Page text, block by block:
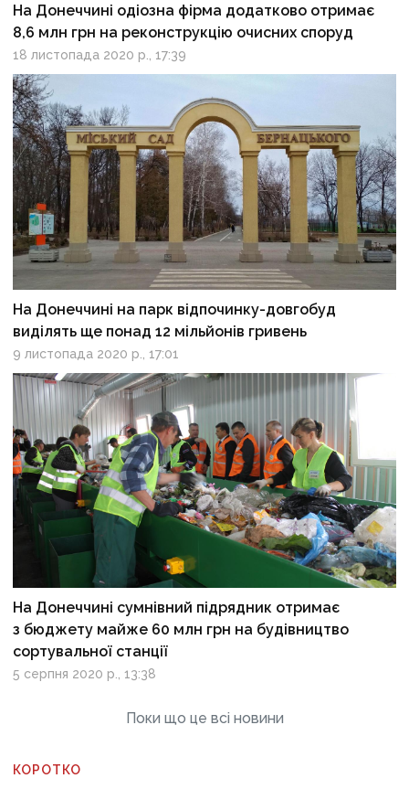
На Донеччині одіозна фірма додатково отримає
8,6 млн грн на реконструкцію очисних споруд
18 листопада 2020 р., 17:39
На Донеччині на парк відпочинку-довгобуд
виділять ще понад 12 мільйонів гривень
9 листопада 2020 р., 17:01
На Донеччині сумнівний підрядник отримає
з бюджету майже 60 млн грн на будівництво
сортувальної станції
5 серпня 2020 р., 13:38
Поки що це всі новини
КОРОТКО